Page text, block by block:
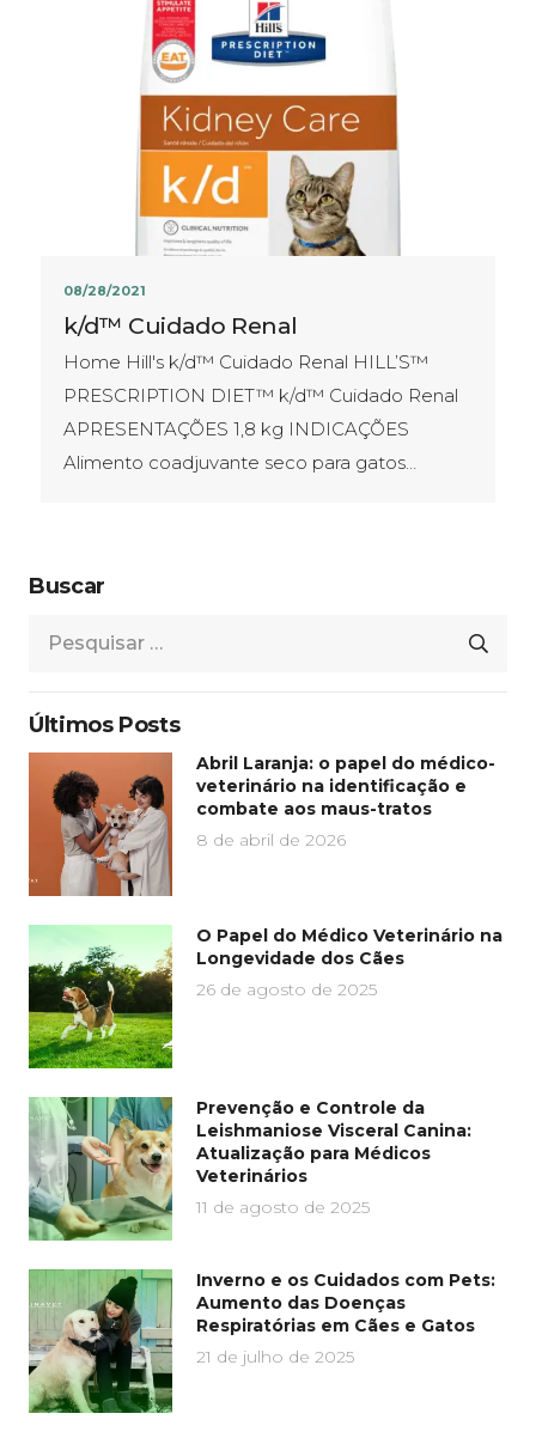
08/28/2021
k/d™ Cuidado Renal
Home Hill's k/d™ Cuidado Renal HILL’S™
PRESCRIPTION DIET™ k/d™ Cuidado Renal
APRESENTAÇÕES​ 1,8 kg INDICAÇÕES
Alimento coadjuvante seco para gatos…
Buscar
Pesquisar
Últimos Posts
Abril Laranja: o papel do médico-
veterinário na identificação e
combate aos maus-tratos
8 de abril de 2026
O Papel do Médico Veterinário na
Longevidade dos Cães
26 de agosto de 2025
Prevenção e Controle da
Leishmaniose Visceral Canina:
Atualização para Médicos
Veterinários
11 de agosto de 2025
Inverno e os Cuidados com Pets:
Aumento das Doenças
Respiratórias em Cães e Gatos
21 de julho de 2025